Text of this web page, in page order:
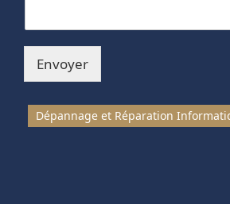
Envoyer
Dépannage et Réparation